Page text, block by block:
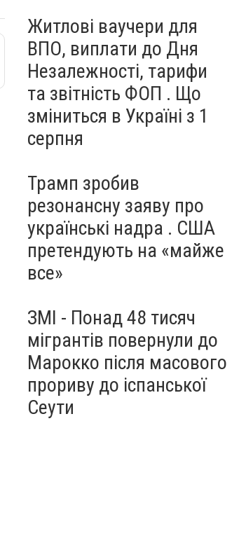
Житлові ваучери для
ВПО, виплати до Дня
Незалежності, тарифи
та звітність ФОП . Що
зміниться в Україні з 1
серпня
Трамп зробив
резонансну заяву про
українські надра . США
претендують на «майже
все»
ЗМІ - Понад 48 тисяч
мігрантів повернули до
Марокко після масового
прориву до іспанської
Сеути